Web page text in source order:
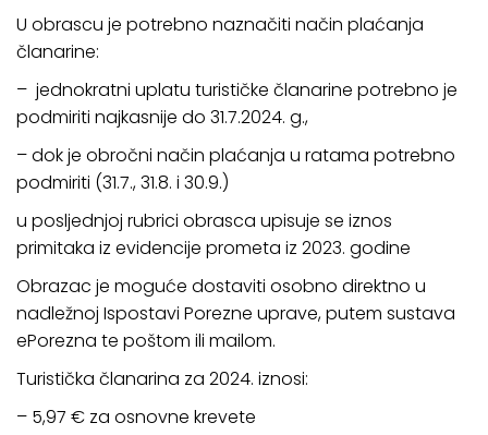
U obrascu je potrebno naznačiti način plaćanja
članarine:
– jednokratni uplatu turističke članarine potrebno je
podmiriti najkasnije do 31.7.2024. g.,
– dok je obročni način plaćanja u ratama potrebno
podmiriti (31.7., 31.8. i 30.9.)
u posljednjoj rubrici obrasca upisuje se iznos
primitaka iz evidencije prometa iz 2023. godine
Obrazac je moguće dostaviti osobno direktno u
nadležnoj Ispostavi Porezne uprave, putem sustava
ePorezna te poštom ili mailom.
Turistička članarina za 2024. iznosi:
– 5,97 € za osnovne krevete